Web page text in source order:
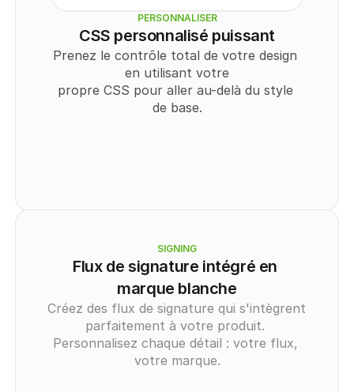
PERSONNALISER
CSS personnalisé puissant
Prenez le contrôle total de votre design
en utilisant votre
propre CSS pour aller au-delà du style
de base.
SIGNING
Flux de signature intégré en
marque blanche
Créez des flux de signature qui s'intègrent
parfaitement à votre produit.
Personnalisez chaque détail : votre flux,
votre marque.